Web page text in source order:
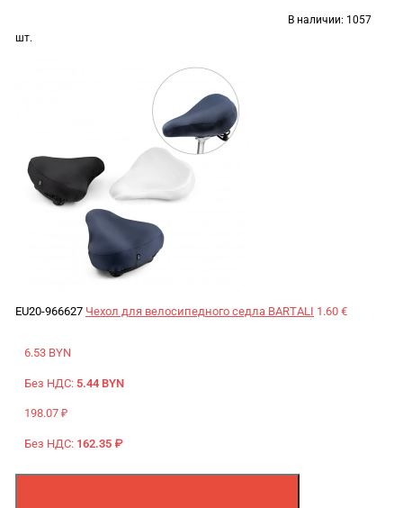
В наличии: 1057
шт.
EU20-966627 Чехол для велосипедного седла BARTALI 1.60 €
6.53 BYN
Без НДС: 5.44 BYN
198.07 ₽
Без НДС: 162.35 ₽